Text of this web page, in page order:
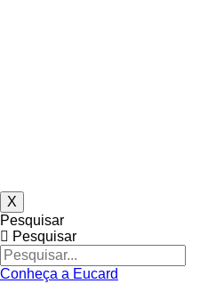
X
Pesquisar
Pesquisar
Conheça a Eucard